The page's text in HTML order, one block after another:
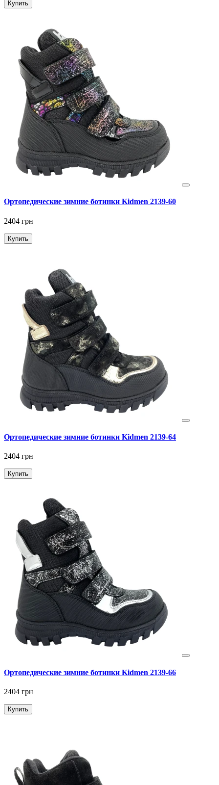
Купить
Ортопедические зимние ботинки Kidmen 2139-60
2404 грн
Купить
Ортопедические зимние ботинки Kidmen 2139-64
2404 грн
Купить
Ортопедические зимние ботинки Kidmen 2139-66
2404 грн
Купить